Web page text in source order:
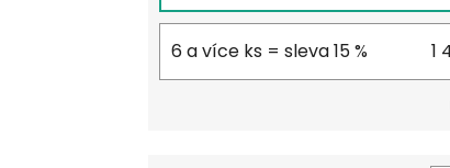
6 a více ks = sleva 15 % 1